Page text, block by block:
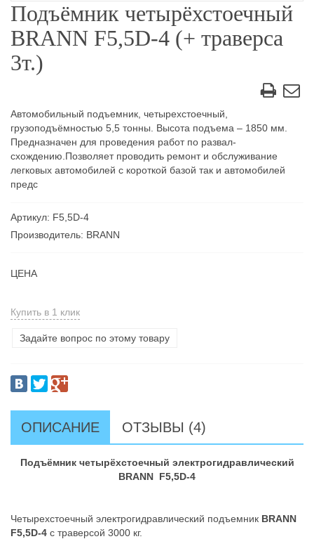
Подъёмник четырёхстоечный
BRANN F5,5D-4 (+ траверса
3т.)
Автомобильный подъемник, четырехстоечный,
грузоподъёмностью 5,5 тонны. Высота подъема – 1850 мм.
Предназначен для проведения работ по развал-
схождению.Позволяет проводить ремонт и обслуживание
легковых автомобилей с короткой базой так и автомобилей
предс
Артикул: F5,5D-4
Производитель: BRANN
ЦЕНА
Купить в 1 клик
Задайте вопрос по этому товару
ОПИСАНИЕ ОТЗЫВЫ (4)
Подъёмник четырёхстоечный электрогидравлический
BRANN F5,5D-4
Четырехстоечный электрогидравлический подъемник BRANN
F5,5D-4 с траверсой 3000 кг.